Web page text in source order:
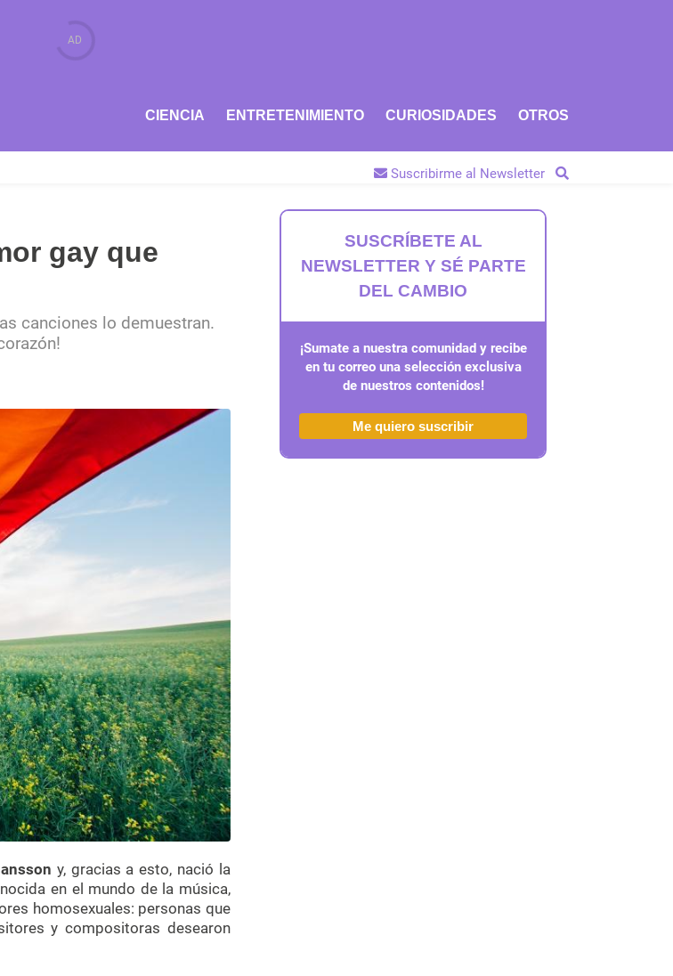
CIENCIA ENTRETENIMIENTO CURIOSIDADES OTROS
Suscribirme al Newsletter
gay que
canciones lo demuestran.
y, gracias a esto, nació la
en el mundo de la música,
homosexuales: personas que
y compositoras desearon
SUSCRÍBETE AL
NEWSLETTER Y SÉ PARTE
DEL CAMBIO
¡Sumate a nuestra comunidad y recibe
en tu correo una selección exclusiva
de nuestros contenidos!
Me quiero suscribir